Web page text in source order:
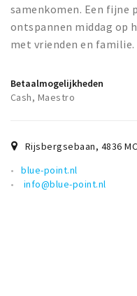
samenkomen. Een fijne
ontspannen middag op
met vrienden en familie.
Betaalmogelijkheden
Cash, Maestro
Rijsbergsebaan, 4836 MC
blue-point.nl
info@blue-point.nl